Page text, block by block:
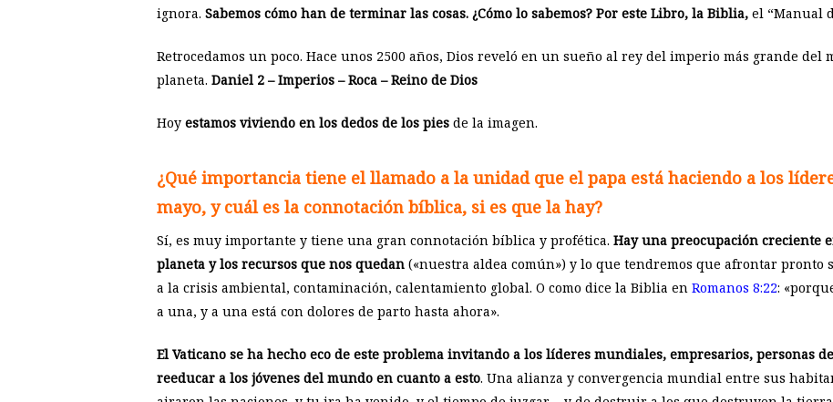
ignora. Sabemos cómo han de terminar las cosas. ¿Cómo lo sabemos? Por este Libro, la Biblia, el “Manual
Retrocedamos un poco. Hace unos 2500 años, Dios reveló en un sueño al rey del imperio más grande del
planeta. Daniel 2 – Imperios – Roca – Reino de Dios
Hoy estamos viviendo en los dedos de los pies de la imagen.
¿Qué importancia tiene el llamado a la unidad que el papa está haciendo a los
mayo, y cuál es la connotación bíblica, si es que la hay?
Sí, es muy importante y tiene una gran connotación bíblica y profética. Hay una preocupación creciente
planeta y los recursos que nos quedan («nuestra aldea común») y lo que tendremos que afrontar pronto
a la crisis ambiental, contaminación, calentamiento global. O como dice la Biblia en Romanos 8:22:
a una, y a una está con dolores de parto hasta ahora».
El Vaticano se ha hecho eco de este problema invitando a los líderes mundiales, empresarios, personas
reeducar a los jóvenes del mundo en cuanto a esto. Una alianza y convergencia mundial entre sus